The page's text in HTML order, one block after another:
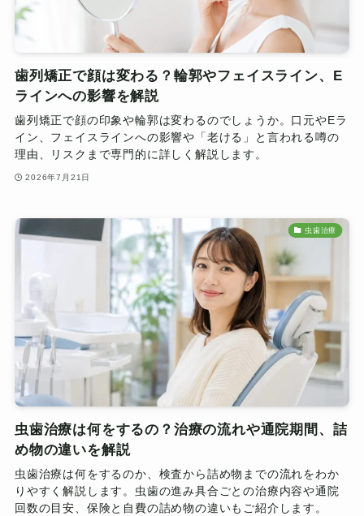
歯列矯正で顔は変わる？輪郭やフェイスライン、E
ラインへの影響を解説
歯列矯正で顔の印象や輪郭は変わるのでしょうか。口元やEラ
イン、フェイスラインへの影響や「老ける」と言われる噂の
理由、リスクまで専門的に詳しく解説します。
2026年7月21日
虫歯治療
虫歯治療は何をするの？治療の流れや通院期間、詰
め物の違いを解説
虫歯治療は何をするのか、検査から詰め物までの流れをわか
りやすく解説します。虫歯の進み具合ごとの治療内容や通院
回数の目安、保険と自費の詰め物の違いもご紹介します。